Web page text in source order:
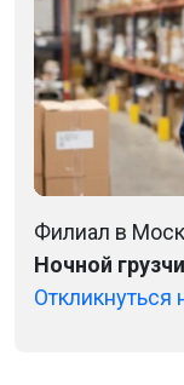
Филиал в
Ночной
Откликнуться